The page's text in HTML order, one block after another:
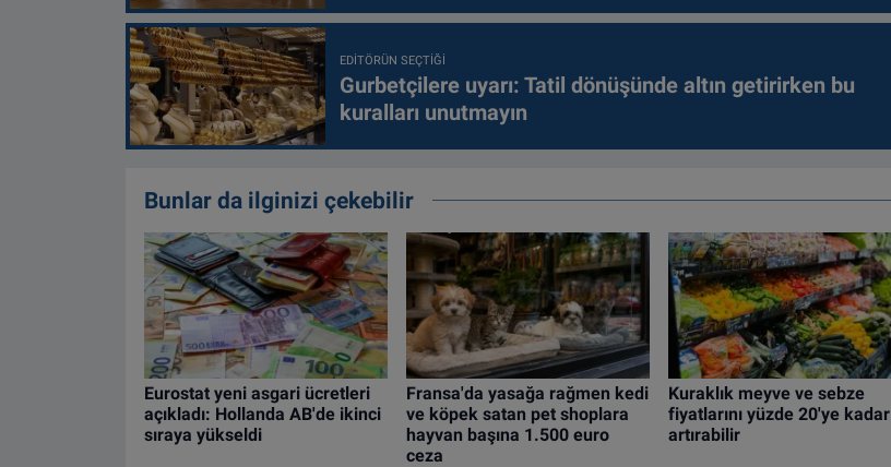
EDITÖRÜN SEÇTIĞI
Gurbetçilere uyarı: Tatil dönüşünde altın getirirken bu
kuralları unutmayın
Bunlar da ilginizi çekebilir
Eurostat yeni asgari ücretleri
açıkladı: Hollanda AB'de ikinci
sıraya yükseldi
Fransa'da yasağa rağmen kedi
ve köpek satan pet shoplara
hayvan başına 1.500 euro
ceza
Kuraklık meyve ve sebze
fiyatlarını yüzde 20'ye kadar
artırabilir